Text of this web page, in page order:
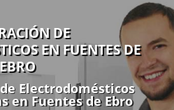
DE
EN FUENTES DE
EBRO
Electrodomésticos
en Fuentes de Ebro